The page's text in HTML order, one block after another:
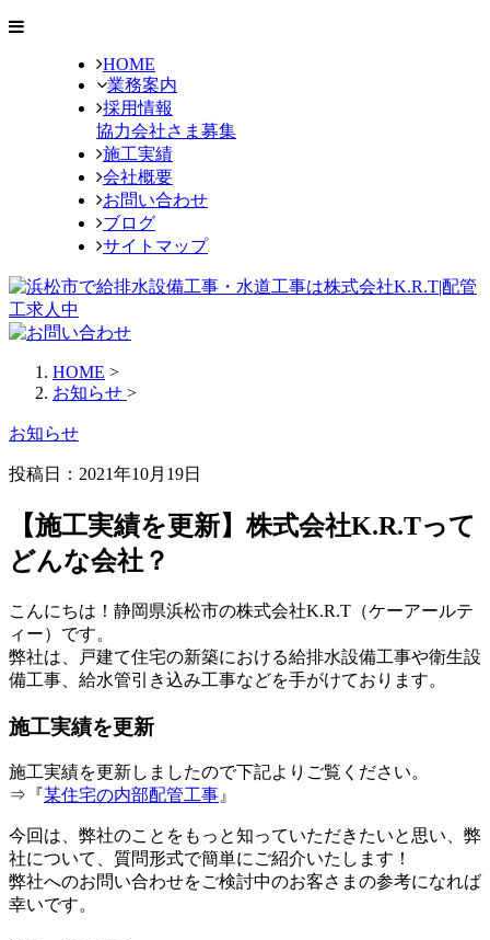
HOME
業務案内
採用情報
協力会社さま募集
施工実績
会社概要
お問い合わせ
ブログ
サイトマップ
HOME >
お知らせ >
お知らせ
投稿日：2021年10月19日
【施工実績を更新】株式会社K.R.Tって
どんな会社？
こんにちは！静岡県浜松市の株式会社K.R.T（ケーアールテ
ィー）です。
弊社は、戸建て住宅の新築における給排水設備工事や衛生設
備工事、給水管引き込み工事などを手がけております。
施工実績を更新
施工実績を更新しましたので下記よりご覧ください。
⇒『某住宅の内部配管工事 』
今回は、弊社のことをもっと知っていただきたいと思い、弊
社について、質問形式で簡単にご紹介いたします！
弊社へのお問い合わせをご検討中のお客さまの参考になれば
幸いです。